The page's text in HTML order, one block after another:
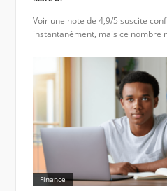
Voir une note de 4,9/5 suscite
instantanément, mais ce nombre
Finance